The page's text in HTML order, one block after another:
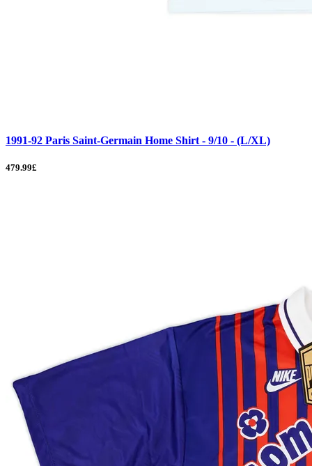
1991-92 Paris Saint-Germain Home Shirt - 9/10 - (L/XL)
479.99£